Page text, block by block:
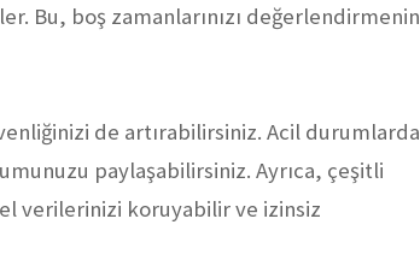
Bu, boş zamanlarınızı değerlendirmenin
de artırabilirsiniz. Acil durumlarda
paylaşabilirsiniz. Ayrıca, çeşitli
verilerinizi koruyabilir ve izinsiz